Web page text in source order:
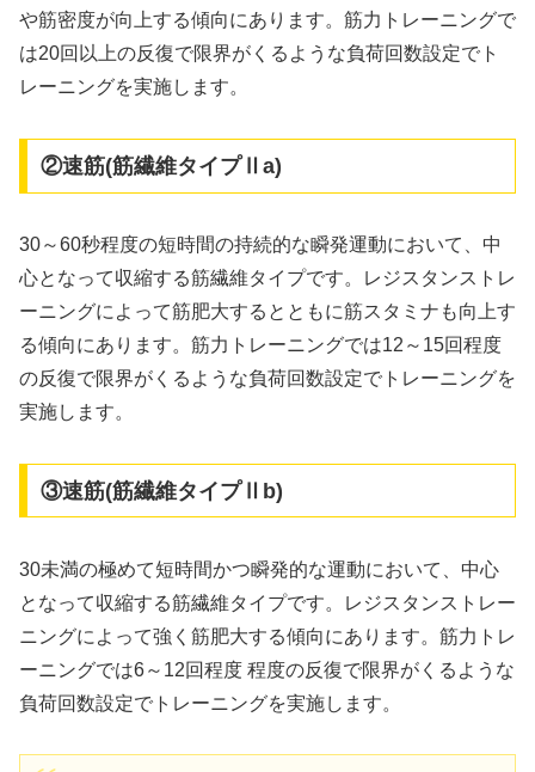
や筋密度が向上する傾向にあります。筋力トレーニングで
は20回以上の反復で限界がくるような負荷回数設定でト
レーニングを実施します。
②速筋(筋繊維タイプⅡa)
30～60秒程度の短時間の持続的な瞬発運動において、中
心となって収縮する筋繊維タイプです。レジスタンストレ
ーニングによって筋肥大するとともに筋スタミナも向上す
る傾向にあります。筋力トレーニングでは12～15回程度
の反復で限界がくるような負荷回数設定でトレーニングを
実施します。
③速筋(筋繊維タイプⅡb)
30未満の極めて短時間かつ瞬発的な運動において、中心
となって収縮する筋繊維タイプです。レジスタンストレー
ニングによって強く筋肥大する傾向にあります。筋力トレ
ーニングでは6～12回程度 程度の反復で限界がくるような
負荷回数設定でトレーニングを実施します。